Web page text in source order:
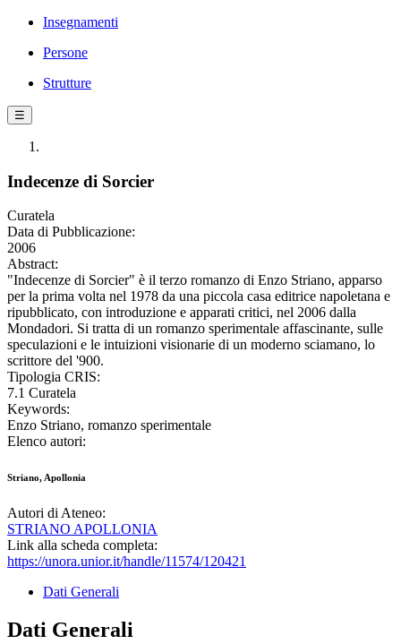
Insegnamenti
Persone
Strutture
☰
Indecenze di Sorcier
Curatela
Data di Pubblicazione:
2006
Abstract:
"Indecenze di Sorcier" è il terzo romanzo di Enzo Striano, apparso
per la prima volta nel 1978 da una piccola casa editrice napoletana e
ripubblicato, con introduzione e apparati critici, nel 2006 dalla
Mondadori. Si tratta di un romanzo sperimentale affascinante, sulle
speculazioni e le intuizioni visionarie di un moderno sciamano, lo
scrittore del '900.
Tipologia CRIS:
7.1 Curatela
Keywords:
Enzo Striano, romanzo sperimentale
Elenco autori:
Striano, Apollonia
Autori di Ateneo:
STRIANO APOLLONIA
Link alla scheda completa:
https://unora.unior.it/handle/11574/120421
Dati Generali
Dati Generali